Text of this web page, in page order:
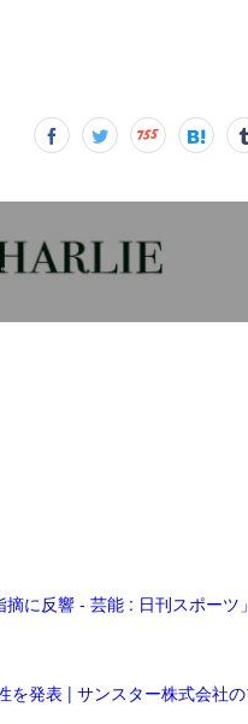
に反響 - 芸能 : 日刊スポーツ」